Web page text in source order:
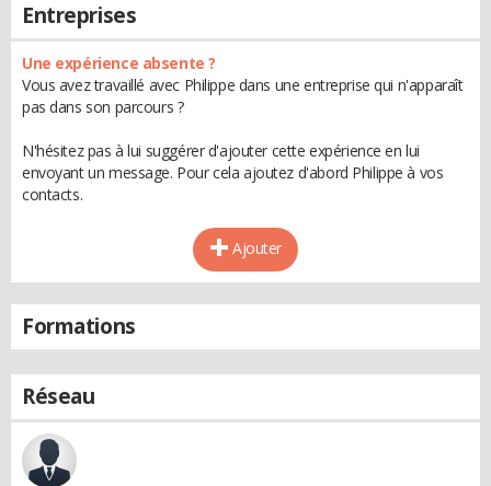
Entreprises
Une expérience absente ?
Vous avez travaillé avec Philippe dans une entreprise qui n'apparaît
pas dans son parcours ?
N'hésitez pas à lui suggérer d'ajouter cette expérience en lui
envoyant un message. Pour cela ajoutez d'abord Philippe à vos
contacts.
Ajouter
Formations
Réseau